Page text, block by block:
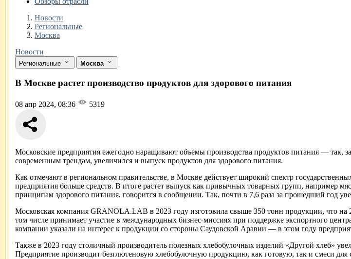
Новости
Разделы
Новости
Региональные
Москва
Новости
Региональные Москва
В Москве растет производство продуктов для здорового питания
08 апр 2024, 08:36 5319
Московские предприятия ежегодно наращивают объемы производства продуктов питания — так,
современным трендам, увеличился и выпуск продуктов для здорового питания.
Как отмечают в региональном правительстве, в Москве действует широкий спектр
предприятия больше средств. В итоге растет выпуск как привычных товарных групп, например
принципам здорового питания, говорится в сообщении. Так, почти в 7,6 раза за прошедший год
Московская компания GRANOLA.LAB в 2023 году изготовила свыше 350 тонн продукции, что на
том числе принимает участие в международных бизнес-миссиях при поддержке экспортного
компании указали на интерес к продукции со стороны Саудовской Аравии — в этом году
Также в 2023 году столичный производитель полезных хлебобулочных изделий «Другой хлеб»
Предприятие производит безглютеновую хлебобулочную продукцию, как готовую, так и смеси для